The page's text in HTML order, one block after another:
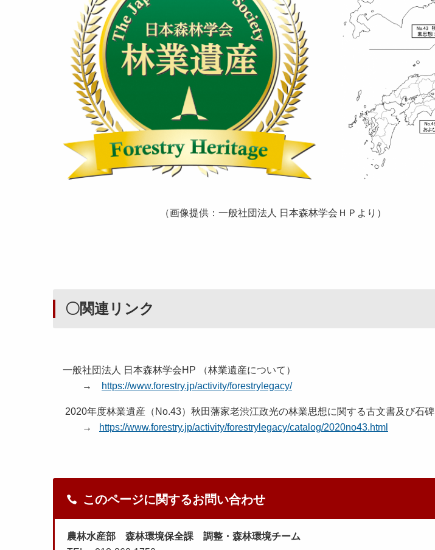
（画像提供：一般社団法人 日本森林学会ＨＰより）
〇関連リンク
一般社団法人 日本森林学会HP （林業遺産について）
→
https://www.forestry.jp/activity/forestrylegacy/
2020年度林業遺産（No.43）秋田藩家老渋江政光の林業思想に関する古文書及び石碑
→
https://www.forestry.jp/activity/forestrylegacy/catalog/2020no43.html
このページに関するお問い合わせ
農林水産部 森林環境保全課 調整・森林環境チーム